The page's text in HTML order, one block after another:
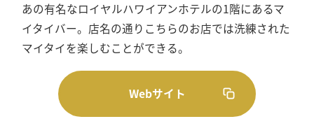
あの有名なロイヤルハワイアンホテルの1階にあるマ
イタイバー。店名の通りこちらのお店では洗練された
マイタイを楽しむことができる。
Webサイト